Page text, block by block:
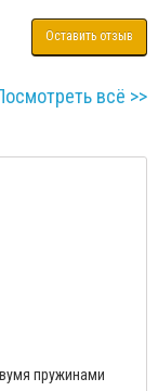
Оставить отзыв
всё >>
пружинами